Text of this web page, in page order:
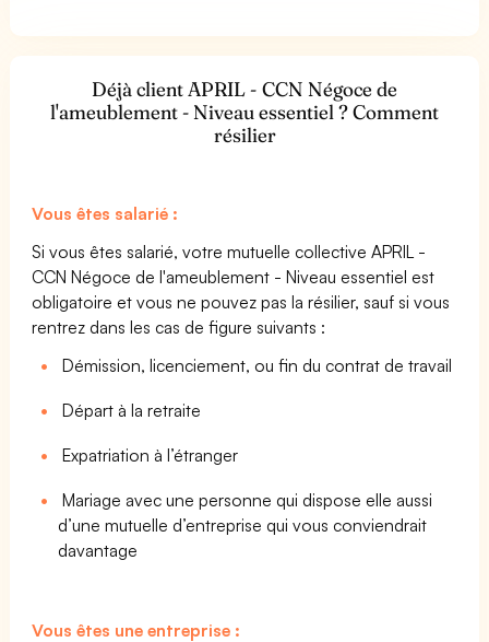
Déjà client APRIL - CCN Négoce de
l'ameublement - Niveau essentiel ? Comment
résilier
Vous êtes salarié :
Si vous êtes salarié, votre mutuelle collective APRIL -
CCN Négoce de l'ameublement - Niveau essentiel est
obligatoire et vous ne pouvez pas la résilier, sauf si vous
rentrez dans les cas de figure suivants :
Démission, licenciement, ou fin du contrat de travail
Départ à la retraite
Expatriation à l’étranger
Mariage avec une personne qui dispose elle aussi
d’une mutuelle d’entreprise qui vous conviendrait
davantage
Vous êtes une entreprise :